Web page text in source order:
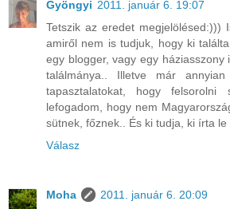
Gyöngyi 2011. január 6. 19:07
Tetszik az eredet megjelölésed:)))
amiről nem is tudjuk, hogy ki
egy blogger, vagy egy
találmánya.. Illetve már
tapasztalatokat, hogy felsorolni
lefogadom, hogy nem
sütnek, főznek.. És ki tudja, ki írta le
Válasz
Moha
2011. január 6. 20:09